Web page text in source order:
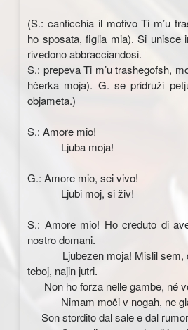
(S.: canticchia il motivo Ti m’u
ho sposata, figlia mia). Si unisce
rivedono abbracciandosi.
S.: prepeva Ti m’u trashegofsh,
hčerka moja). G. se pridruži
objameta.)
S.: Amore mio!
Ljuba moja!
G.: Amore mio, sei vivo!
Ljubi moj, si živ!
S.: Amore mio! Ho creduto di
nostro domani.
Ljubezen moja! Mislil sem,
teboj, najin jutri.
Non ho forza nelle gambe, né
Nimam moči v nogah, ne
Son stordito dal sale e dal